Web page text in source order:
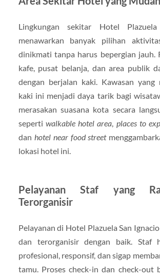
Lingkungan sekitar Hotel
menawarkan banyak pilihan
dinikmati tanpa harus bepergian jauh.
kafe, pusat belanja, dan area publik
dengan berjalan kaki. Kawasan yang
kaki ini menjadi daya tarik bagi
merasakan suasana kota secara
seperti walkable hotel area, places to
dan hotel near food street
lokasi hotel ini.
Pelayanan Staf yang
Terorganisir
Pelayanan di Hotel Plazuela San
dan terorganisir dengan baik. Staf
profesional, responsif, dan sigap
tamu. Proses check-in dan check-out